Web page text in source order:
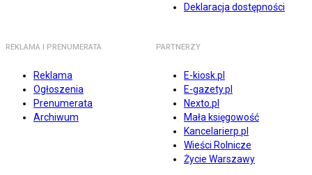
Deklaracja dostępności
REKLAMA I PRENUMERATA
Reklama
Ogłoszenia
Prenumerata
Archiwum
PARTNERZY
E-kiosk.pl
E-gazety.pl
Nexto.pl
Mała księgowość
Kancelarierp.pl
Wieści Rolnicze
Życie Warszawy